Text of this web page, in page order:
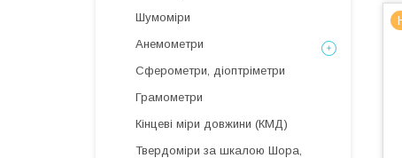
Шумоміри
Анемометри
Сферометри, діоптріметри
Грамометри
Кінцеві міри довжини (КМД)
Твердоміри за шкалою Шора,